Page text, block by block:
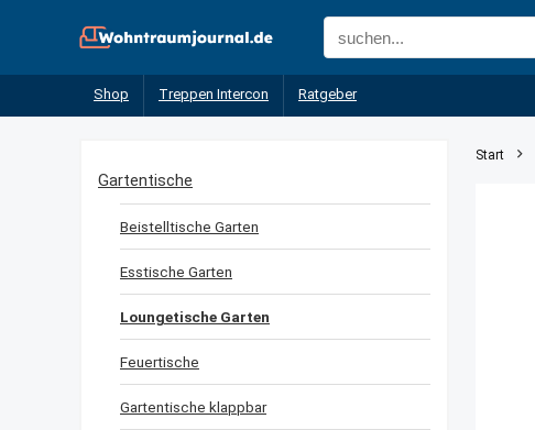
Shop Treppen Intercon Ratgeber
Start
Gartentische
Beistelltische Garten
Esstische Garten
Loungetische Garten
Feuertische
Gartentische klappbar